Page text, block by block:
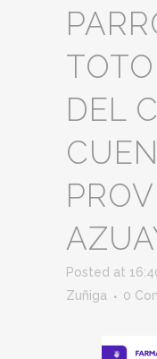
DEL
Posted at
Zuñiga
0